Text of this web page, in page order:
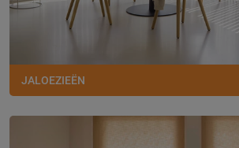
JALOEZIEËN